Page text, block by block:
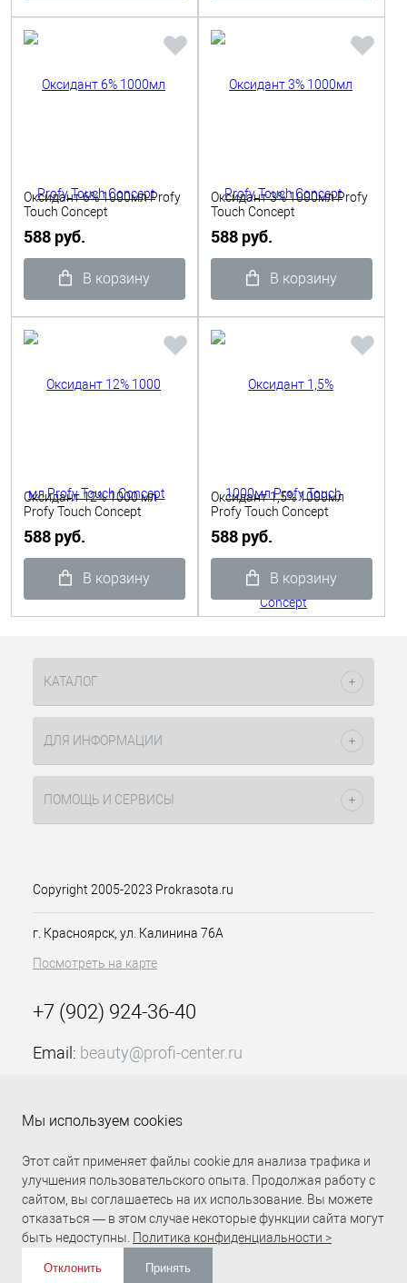
Оксидант 6% 1000мл Profy
Touch Concept
588 руб.
В корзину
Оксидант 3% 1000мл Profy
Touch Concept
588 руб.
В корзину
Оксидант 12% 1000 мл
Profy Touch Concept
588 руб.
В корзину
Оксидант 1,5% 1000мл
Profy Touch Concept
588 руб.
В корзину
КАТАЛОГ
ДЛЯ ИНФОРМАЦИИ
ПОМОЩЬ И СЕРВИСЫ
Copyright 2005-2023 Prokrasota.ru
г. Красноярск, ул. Калинина 76А
Посмотреть на карте
+7 (902) 924-36-40
Email: beauty@profi-center.ru
Прямая связь Profi Center
Мы используем cookies
Этот сайт применяет файлы cookie для анализа трафика и
улучшения пользовательского опыта. Продолжая работу с
сайтом, вы соглашаетесь на их использование. Вы можете
отказаться — в этом случае некоторые функции сайта могут
быть недоступны. Политика конфиденциальности >
Отклонить Принять